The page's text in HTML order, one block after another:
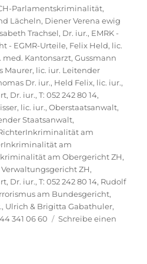
63,
8542
Wiesendangen,
beide
strafverzeigt
wegen
vorsätzlich
wider
besseres
Wissen
falscher
Anschuldigung,
Irreführung
der
Rechtspflege
und
Verletzung
des
Parlamentskriminalität,
Lächeln, Diener Verena ewig
Trachsel, Dr. iur., EMRK -
- EGMR-Urteile, Felix Held, lic.
med. Kantonsarzt,Gussmann
Maurer, lic. iur. Leitender
Dr. iur., Held Felix, lic. iur.,
Dr. iur., T: 052 242 80 14,
lic. iur., Oberstaatsanwalt,
Staatsanwalt,
am
am
am Obergericht ZH,
ZH,
Dr. iur., T: 052 242 80 14, Rudolf
am Bundesgericht,
, Ulrich & Brigitta Gabathuler,
341 06 60
Schreibe einen